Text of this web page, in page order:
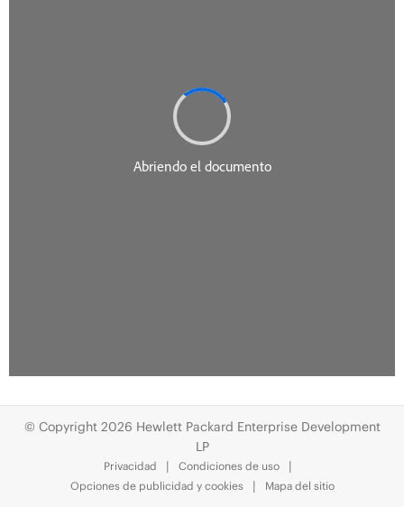
© Copyright 2026 Hewlett Packard Enterprise Development
LP
Privacidad
Condiciones de uso
Opciones de publicidad y cookies
Mapa del sitio